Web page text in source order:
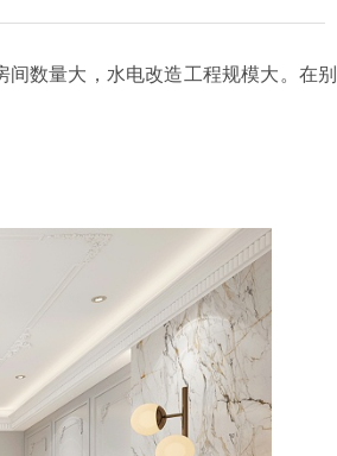
数量大，水电改造工程规模大。在别